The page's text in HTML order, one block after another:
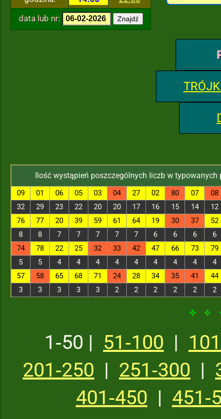
data lub nr:
Znajdź
Ilość wystąpień poszczególnych liczb w
09 01 06 05 03 04 27 02 80 07
08
32
29 23 22 20 20 17 16 15 14
12
76
77 20 39 59 61 64 19 30 37
52
8
8 7 7 7 7 7 6 6 6
6
74
78 22 25 32 33 42 47 66 73
79
5
5 4 4 4 4 4 4 4 4
4
57
58 65 68 71 24 28 34 35 41
44
3
3 3 3 3 2 2 2 2 2 2
1‑50 | 51‑100 |
201‑250 | 251‑300 |
401‑450 |